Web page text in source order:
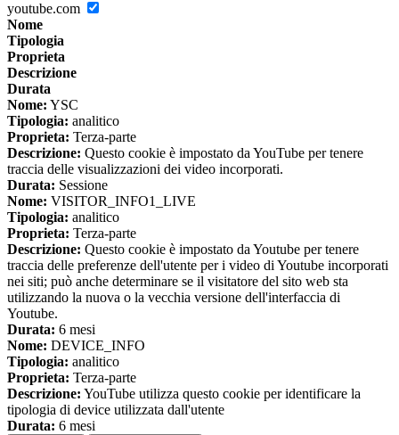
youtube.com
Nome
Tipologia
Proprieta
Descrizione
Durata
Nome: YSC
Tipologia: analitico
Proprieta: Terza-parte
Descrizione: Questo cookie è impostato da YouTube per tenere
traccia delle visualizzazioni dei video incorporati.
Durata: Sessione
Nome: VISITOR_INFO1_LIVE
Tipologia: analitico
Proprieta: Terza-parte
Descrizione: Questo cookie è impostato da Youtube per tenere
traccia delle preferenze dell'utente per i video di Youtube incorporati
nei siti; può anche determinare se il visitatore del sito web sta
utilizzando la nuova o la vecchia versione dell'interfaccia di
Youtube.
Durata: 6 mesi
Nome: DEVICE_INFO
Tipologia: analitico
Proprieta: Terza-parte
Descrizione: YouTube utilizza questo cookie per identificare la
tipologia di device utilizzata dall'utente
Durata: 6 mesi